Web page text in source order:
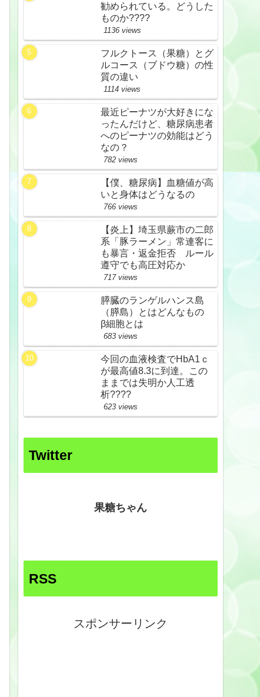
勧められている。どうした
ものか????
1136 views
フルクトース（果糖）とグ
ルコース（ブドウ糖）の性
質の違い
1114 views
最近ピーナツが大好きにな
ったんだけど、糖尿病患者
へのピーナツの効能はどう
なの？
782 views
【僕、糖尿病】血糖値が高
いと身体はどうなるの
766 views
【炎上】埼玉県蕨市の二郎
系「豚ラーメン」常連客に
も暴言・返金拒否 ルール
遵守でも高圧対応か
717 views
膵臓のランゲルハンス島
（膵島）とはどんなもの
β細胞とは
683 views
今回の血液検査でHbA1ｃ
が最高値8.3に到達。この
ままでは失明か人工透
析????
623 views
Twitter
果糖ちゃん
RSS
スポンサーリンク